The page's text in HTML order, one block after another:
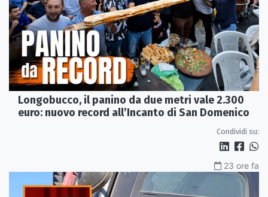
Longobucco, il panino da due metri vale 2.300
euro: nuovo record all’Incanto di San Domenico
Condividi su:
23 ore fa